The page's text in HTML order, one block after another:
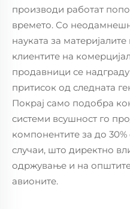
производи работат
времето. Со
науката за
клиентите на
продавници се
притисок од следната
Покрај само подобра
системи всушност го
компонентите за до
случаи, што директно
одржување и на
авионите.